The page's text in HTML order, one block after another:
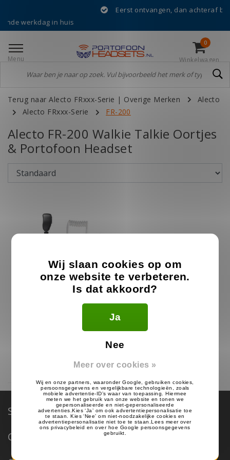
werkdag in huis
Eerst ontvangen, dan achteraf betalen
Menu
0
Winkelwagen
Terug naar Alecto FRxxx-Serie | Overige Merken
Alecto
Alecto FRxxx-Serie
FR-200
Alecto FR-200 Walkie Talkie Oortjes
& Portofoon Headset
Op voorraad
Service & Support
Categorieën
Wij slaan cookies op om
onze website te verbeteren.
Is dat akkoord?
Ja
Nee
Meer over cookies »